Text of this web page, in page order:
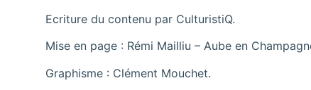
Ecriture du contenu par CulturistiQ.
Mise en page : Rémi Mailliu – Aube en
Graphisme : Clément Mouchet.